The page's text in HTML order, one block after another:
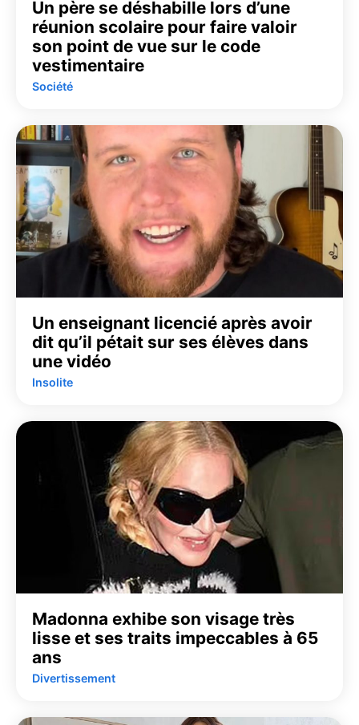
Un père se déshabille lors d’une
réunion scolaire pour faire valoir
son point de vue sur le code
vestimentaire
Société
Un enseignant licencié après avoir
dit qu’il pétait sur ses élèves dans
une vidéo
Insolite
Madonna exhibe son visage très
lisse et ses traits impeccables à 65
ans
Divertissement